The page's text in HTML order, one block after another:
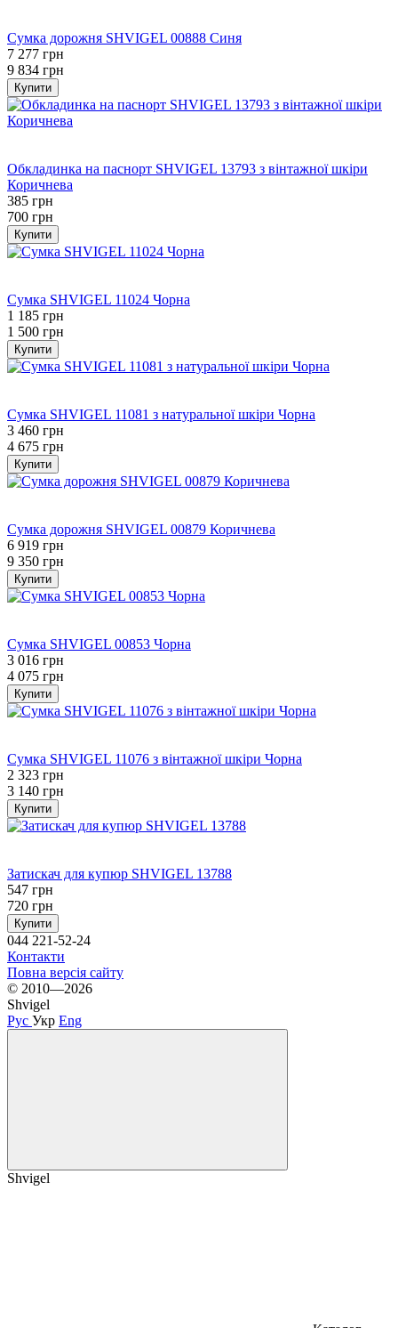
Сумка дорожня SHVIGEL 00888 Синя
7 277 грн
9 834 грн
Купити
Обкладинка на паснорт SHVIGEL 13793 з вінтажної шкіри
Коричнева
385 грн
700 грн
Купити
Сумка SHVIGEL 11024 Чорна
1 185 грн
1 500 грн
Купити
Сумка SHVIGEL 11081 з натуральної шкіри Чорна
3 460 грн
4 675 грн
Купити
Сумка дорожня SHVIGEL 00879 Коричнева
6 919 грн
9 350 грн
Купити
Сумка SHVIGEL 00853 Чорна
3 016 грн
4 075 грн
Купити
Сумка SHVIGEL 11076 з вінтажної шкіри Чорна
2 323 грн
3 140 грн
Купити
Затискач для купюр SHVIGEL 13788
547 грн
720 грн
Купити
044 221-52-24
Контакти
Повна версія сайту
© 2010—2026
Shvigel
Рус Укр Eng
Shvigel